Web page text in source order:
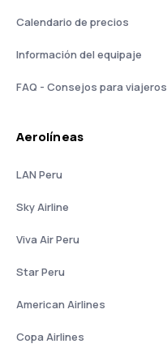
Calendario de precios
Información del equipaje
FAQ - Consejos para viajeros
Aerolíneas
LAN Peru
Sky Airline
Viva Air Peru
Star Peru
American Airlines
Copa Airlines